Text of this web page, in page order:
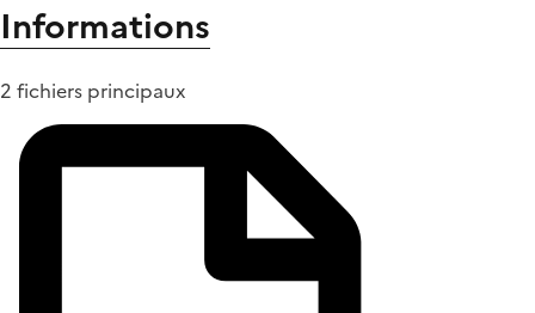
Informations
2 fichiers principaux